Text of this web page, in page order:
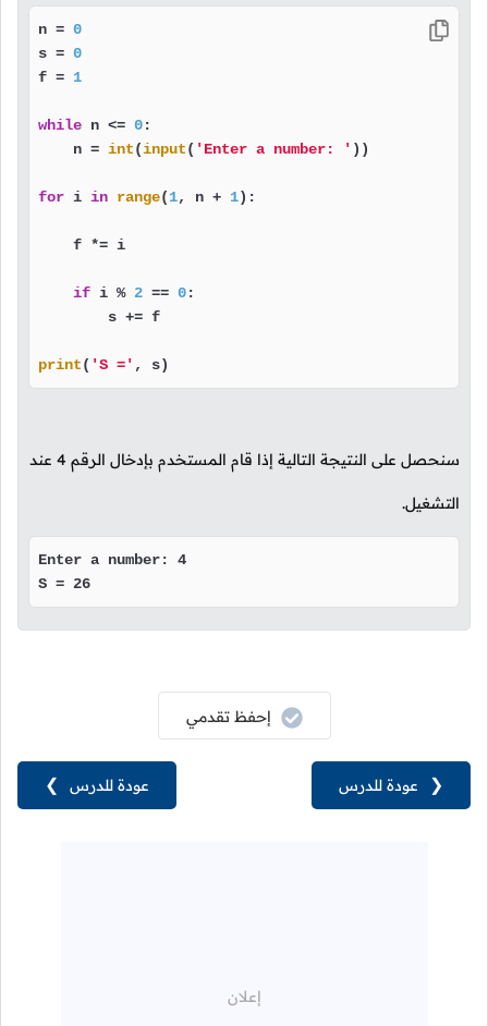
n = 0
s = 0
f = 1
while n <= 0:
    n =
int(input( 'Enter a number: ' ))
for i in range(1, n + 1):
    f *= i
if i % 2 == 0:
        s += f
print( 'S =' , s)
سنحصل على النتيجة التالية إذا قام المستخدم بإدخال الرقم 4 عند
التشغيل.
Enter a number: 4
S = 26
عودة للدرس ❯
إحفظ تقدمي
❮ عودة للدرس